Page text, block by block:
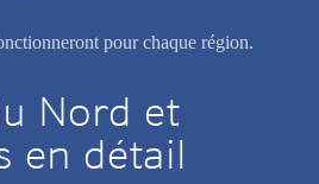
pour chaque région.
Nord et
en détail